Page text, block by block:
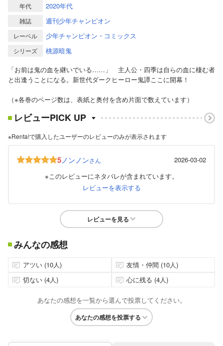
年代 2020年代
雑誌 週刊少年チャンピオン
レーベル 少年チャンピオン・コミックス
シリーズ
桃源暗鬼
「お前は鬼の血を継いでいる……」 主人公・四季は自らの血に棲む者
と出逢うことになる。新世代ダークヒーロー鬼譚ここに開幕！
（※各巻のページ数は、表紙と奥付を含め片面で数えています）
レビューPICK UP
※Renta!で購入したユーザーのレビューのみが表示されます
5 ノンノンさん
2026-03-02
※このレビューにネタバレが含まれています。
レビューを表示する
レビューを見る
みんなの感想
アツい (10人)
友情・仲間 (10人)
切ない (4人)
心に残る (4人)
あなたの感想を一覧から選んで投票してください。
あなたの感想を投票する